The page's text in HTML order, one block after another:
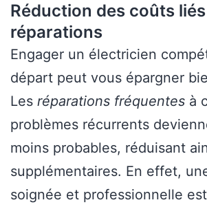
Réduction des coûts
réparations
Engager un électricien
départ peut vous épargner
Les réparations fréquentes à
problèmes récurrents
moins probables, réduisant
supplémentaires. En effet,
soignée et professionnelle